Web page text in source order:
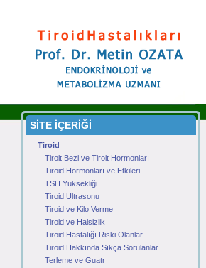
SİTE İÇERİĞİ
Tiroid
Tiroit Bezi ve Tiroit Hormonları
Tiroid Hormonları ve Etkileri
TSH Yüksekliği
Tiroid Ultrasonu
Tiroid ve Kilo Verme
Tiroid ve Halsizlik
Tiroid Hastalığı Riski Olanlar
Tiroid Hakkında Sıkça Sorulanlar
Terleme ve Guatr